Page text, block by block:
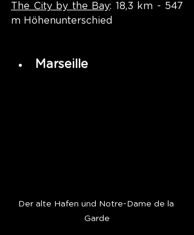
The City by the Bay: 18,3 km - 547
m Höhenunterschied
Marseille
Der alte Hafen und Notre-Dame de la
Garde